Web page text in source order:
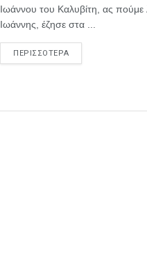
Ιωάννου του Καλυβίτη, ας πούμε
Ιωάννης, έζησε στα ...
ΠΕΡΙΣΣΟΤΕΡΑ